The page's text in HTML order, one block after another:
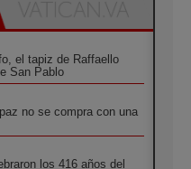
el tapiz de Raffaello
San Pablo
no se compra con una
los 416 años del